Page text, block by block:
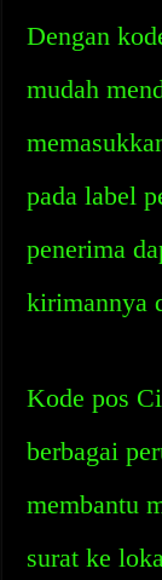
Dengan
mudah
pada label
penerima
kirimannya
Kode pos
berbagai
membantu
surat ke